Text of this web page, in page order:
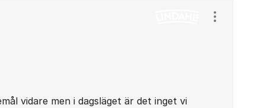
vidare men i dagsläget är det inget vi
Visa/dölj